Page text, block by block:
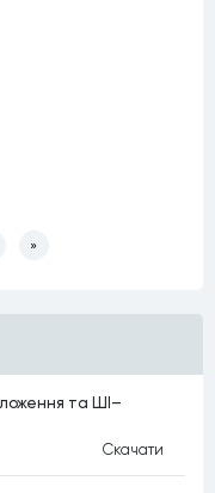
та ШІ–
Скачати
»